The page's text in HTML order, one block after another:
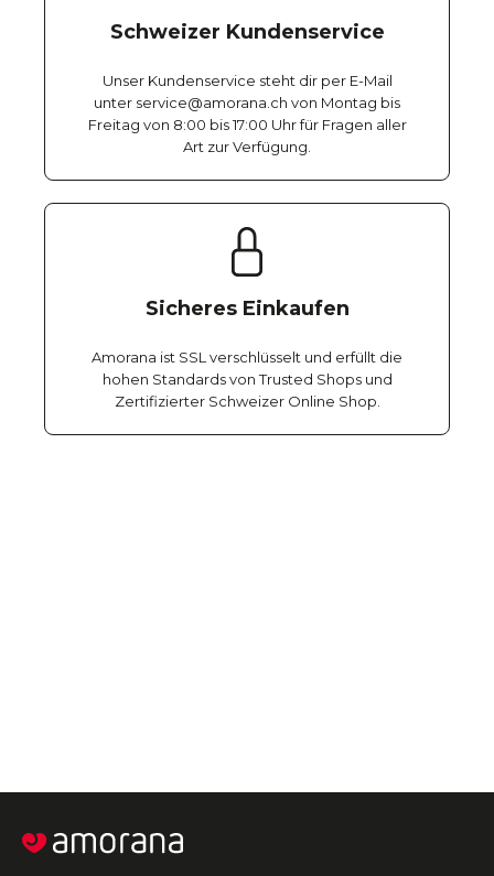
Schweizer Kundenservice
Unser Kundenservice steht dir per E-Mail
unter service@amorana.ch von Montag bis
Freitag von 8:00 bis 17:00 Uhr für Fragen aller
Art zur Verfügung.
Sicheres Einkaufen
Amorana ist SSL verschlüsselt und erfüllt die
hohen Standards von Trusted Shops und
Zertifizierter Schweizer Online Shop.